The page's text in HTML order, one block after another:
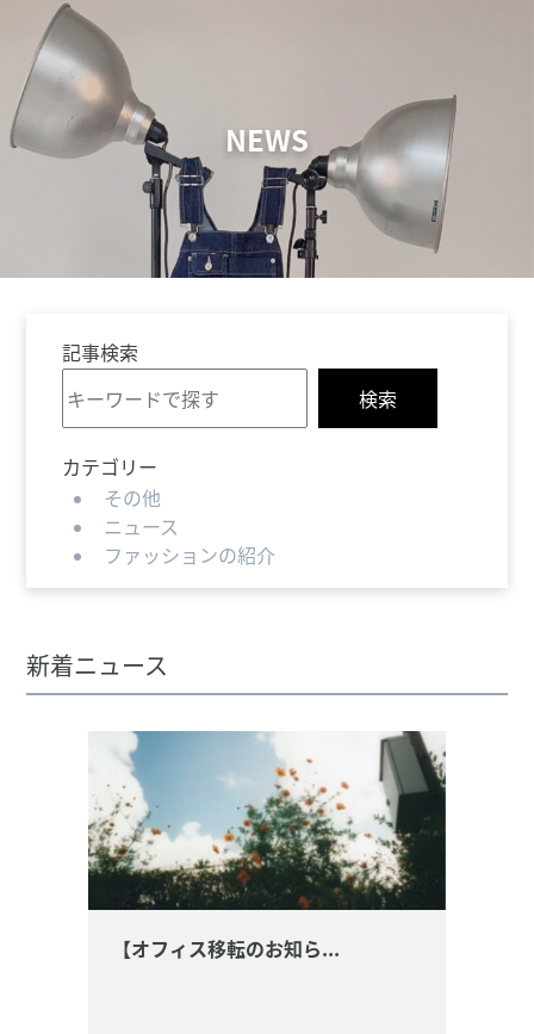
NEWS
記事検索
検索
カテゴリー
その他
ニュース
ファッションの紹介
新着ニュース
【オフィス移転のお知ら...